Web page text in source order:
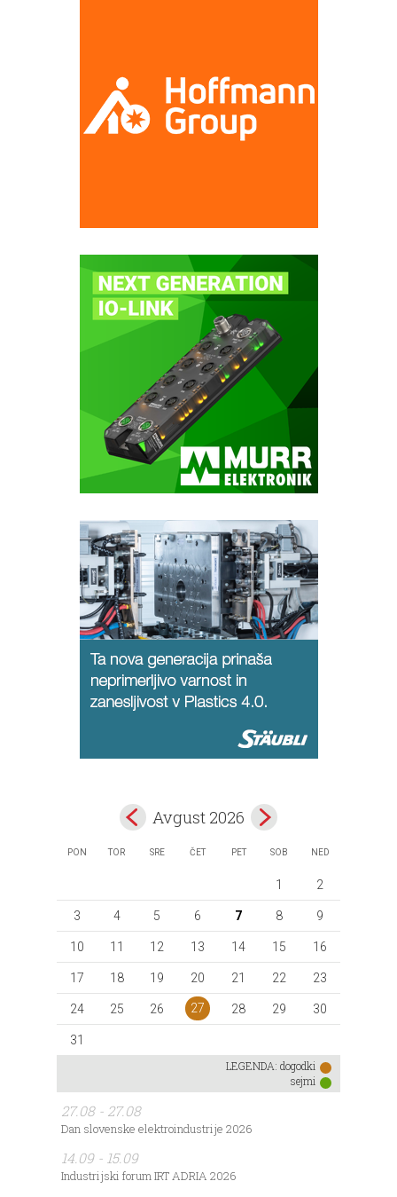
Avgust 2026
PON TOR SRE ČET PET SOB NED
1 2
3 4 5 6 7 8 9
10 11 12 13 14 15 16
17 18 19 20 21 22 23
24 25 26 27 28 29 30
31
LEGENDA: dogodki
sejmi
27.08 - 27.08
Dan slovenske elektroindustrije 2026
14.09 - 15.09
Industrijski forum IRT ADRIA 2026